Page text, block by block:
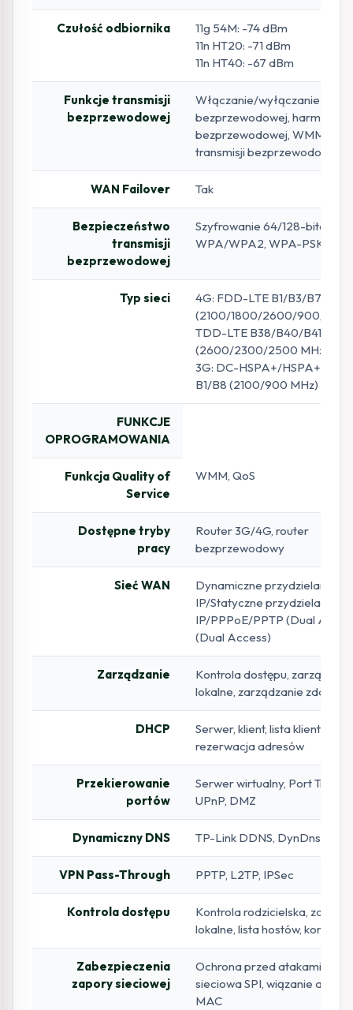
Czułość odbiornika
11g 54M: -74 dBm
11n HT20: -71 dBm
11n HT40: -67 dBm
Funkcje transmisji
bezprzewodowej
Włączanie/wyłączanie
bezprzewodowej,
bezprzewodowej, WMM,
transmisji bezprzewodowej
WAN Failover Tak
Bezpieczeństwo
transmisji
bezprzewodowej
Szyfrowanie 64/128-bitowe
WPA/WPA2, WPA-PSK/
Typ sieci
4G: FDD-LTE B1/B3/B7/B8/
(2100/1800/2600/900/800
TDD-LTE B38/B40/B41
(2600/2300/2500 MHz)
3G: DC-HSPA+/HSPA+/
B1/B8 (2100/900 MHz)
FUNKCJE
OPROGRAMOWANIA
Funkcja Quality of
Service
WMM, QoS
Dostępne tryby
pracy
Router 3G/4G, router
bezprzewodowy
Sieć WAN
Dynamiczne przydzielanie
IP/Statyczne przydzielanie
IP/PPPoE/PPTP (Dual
(Dual Access)
Zarządzanie
Kontrola dostępu,
lokalne, zarządzanie zdalne
DHCP
Serwer, klient, lista klientów
rezerwacja adresów
Przekierowanie
portów
Serwer wirtualny, Port
UPnP, DMZ
Dynamiczny DNS TP-Link DDNS, DynDns, NO-
VPN Pass-Through PPTP, L2TP, IPSec
Kontrola dostępu
Kontrola rodzicielska,
lokalne, lista hostów, kontrola
Zabezpieczenia
zapory sieciowej
Ochrona przed atakami DoS,
sieciowa SPI, wiązanie
MAC